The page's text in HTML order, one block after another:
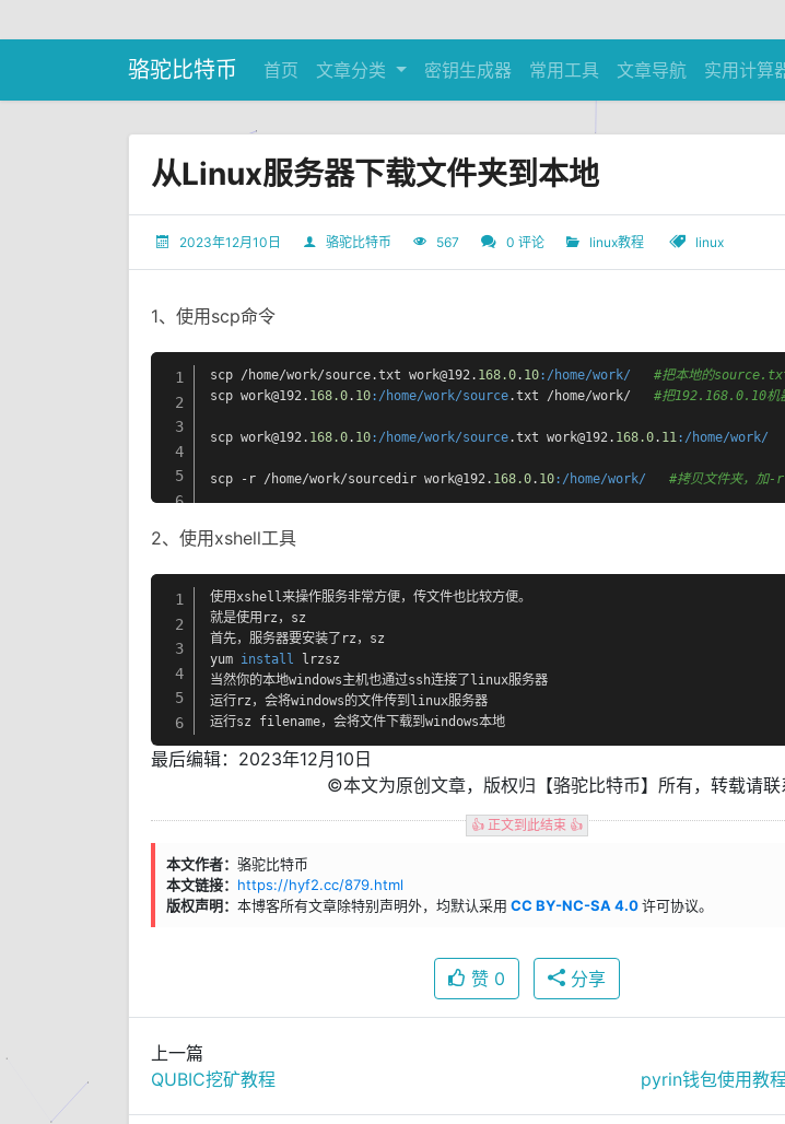
骆驼比特币 首页 文章分类 密钥生成器 常用工具 文章导航 实用计算
从Linux服务器下载文件夹到本地
2023年12月10日 骆驼比特币 567 0 评论 linux教程 linux
1、使用scp命令
1
2
3
4
5
6
scp /home/work/source.txt work@192. 168.0. 10:/home/work/
#把本地的
scp work@192. 168.0. 10:/home/work/source.txt /home/work/ #把192.168.0.10机
scp work@192. 168.0. 10:/home/work/source.txt work@192. 168.0. 11:/home/work/
scp -r /home/work/sourcedir work@192. 168.0. 10:/home/work/ #拷贝文件夹，加-
2、使用xshell工具
1
2
3
4
5
6
使用xshell来操作服务非常方便，传文件也比较方便。
就是使用rz，sz
首先，服务器要安装了rz，sz
yum install lrzsz
当然你的本地windows主机也通过ssh连接了linux服务器
运行rz，会将windows的文件传到linux服务器
运行sz filename，会将文件下载到windows本地
最后编辑：2023年12月10日
©本文为原创文章，版权归【骆驼比特币】所有，转载请联
👍 正文到此结束 👍
本文作者： 骆驼比特币
本文链接： https://hyf2.cc/879.html
版权声明： 本博客所有文章除特别声明外，均默认采用 CC BY-NC-SA 4.0许可协议。
赞 0 分享
上一篇
QUBIC挖矿教程
pyrin钱包使用教